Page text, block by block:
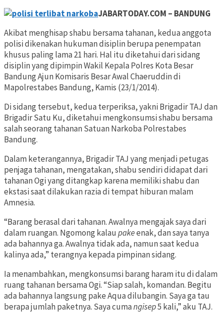
JABARTODAY.COM – BANDUNG
Akibat menghisap shabu bersama tahanan, kedua anggota
polisi dikenakan hukuman disiplin berupa penempatan
khusus paling lama 21 hari. Hal itu diketahui dari sidang
disiplin yang dipimpin Wakil Kepala Polres Kota Besar
Bandung Ajun Komisaris Besar Awal Chaeruddin di
Mapolrestabes Bandung, Kamis (23/1/2014).
Di sidang tersebut, kedua terperiksa, yakni Brigadir TAJ dan
Brigadir Satu Ku, diketahui mengkonsumsi shabu bersama
salah seorang tahanan Satuan Narkoba Polrestabes
Bandung.
Dalam keterangannya, Brigadir TAJ yang menjadi petugas
penjaga tahanan, mengatakan, shabu sendiri didapat dari
tahanan Ogi yang ditangkap karena memiliki shabu dan
ekstasi saat dilakukan razia di tempat hiburan malam
Amnesia.
“Barang berasal dari tahanan. Awalnya mengajak saya dari
dalam ruangan. Ngomong kalaupakeenak, dan saya tanya
ada bahannya ga. Awalnya tidak ada, namun saat kedua
kalinya ada,” terangnya kepada pimpinan sidang.
Ia menambahkan, mengkonsumsi barang haram itu di dalam
ruang tahanan bersama Ogi. “Siap salah, komandan. Begitu
ada bahannya langsung pake Aqua dilubangin. Saya ga tau
berapa jumlah paketnya. Saya cumangisep5 kali,” aku TAJ.